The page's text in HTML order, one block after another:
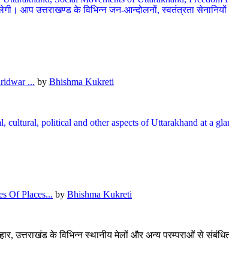
आप उत्तराखण्ड के विभिन्न जन-आन्दोलनों, स्वतंत्रता
... by Bhishma Kukreti
cultural, political and other aspects of Uttarakhand at
Of Places... by Bhishma Kukreti
उत्तराखंड के विभिन्न स्थानीय मेलों और अन्य परम्पराओं से